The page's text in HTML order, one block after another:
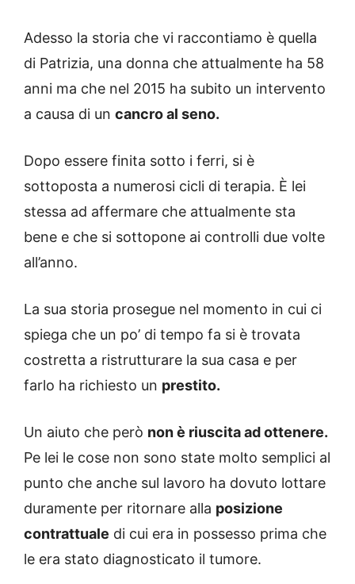
Adesso la storia che vi raccontiamo è quella
di Patrizia, una donna che attualmente ha 58
anni ma che nel 2015 ha subito un intervento
a causa di un cancro al seno.
Dopo essere finita sotto i ferri, si è
sottoposta a numerosi cicli di terapia. È lei
stessa ad affermare che attualmente sta
bene e che si sottopone ai controlli due volte
all’anno.
La sua storia prosegue nel momento in cui ci
spiega che un po’ di tempo fa si è trovata
costretta a ristrutturare la sua casa e per
farlo ha richiesto un prestito.
Un aiuto che però non è riuscita ad ottenere.
Pe lei le cose non sono state molto semplici al
punto che anche sul lavoro ha dovuto lottare
duramente per ritornare alla posizione
contrattuale di cui era in possesso prima che
le era stato diagnosticato il tumore.